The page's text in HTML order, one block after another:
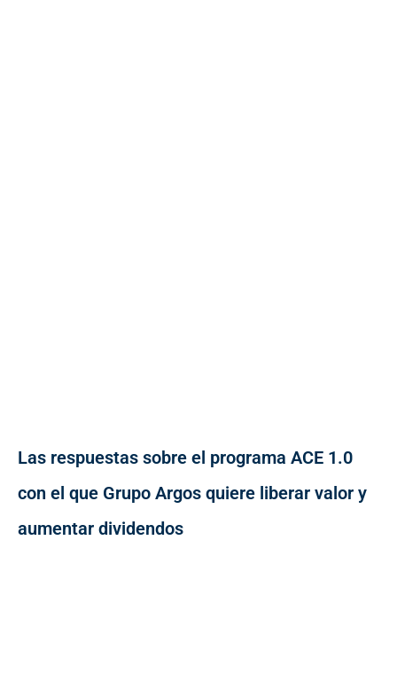
Las respuestas sobre el programa ACE 1.0
con el que Grupo Argos quiere liberar valor y
aumentar dividendos